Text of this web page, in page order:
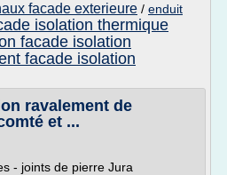
facade exterieure / enduit
isolation thermique
facade isolation
facade isolation
ravalement de
et ...
- joints de pierre Jura